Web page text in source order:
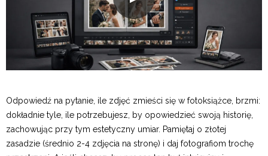
Odpowiedź na pytanie, ile zdjęć zmieści się w fotoksiążce, brzmi:
dokładnie tyle, ile potrzebujesz, by opowiedzieć swoją historię,
zachowując przy tym estetyczny umiar. Pamiętaj o złotej
zasadzie (średnio 2-4 zdjęcia na stronę) i daj fotografiom trochę